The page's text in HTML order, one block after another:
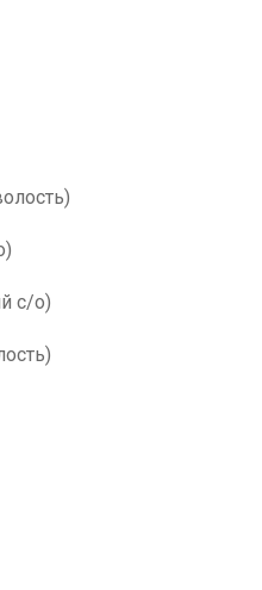
с/о)